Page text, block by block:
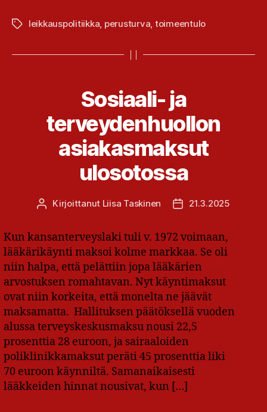
Avainsanat
leikkauspolitiikka, perusturva, toimeentulo
Sosiaali- ja
terveydenhuollon
asiakasmaksut
ulosotossa
Kirjoittaja
Kirjoittanut Liisa Taskinen Julkaisupäivämäärä
21.3.2025
Kun kansanterveyslaki tuli v. 1972 voimaan,
lääkärikäynti maksoi kolme markkaa. Se oli
niin halpa, että pelättiin jopa lääkärien
arvostuksen romahtavan. Nyt käyntimaksut
ovat niin korkeita, että monelta ne jäävät
maksamatta. Hallituksen päätöksellä vuoden
alussa terveyskeskusmaksu nousi 22,5
prosenttia 28 euroon, ja sairaaloiden
poliklinikkamaksut peräti 45 prosenttia liki
70 euroon käynniltä. Samanaikaisesti
lääkkeiden hinnat nousivat, kun […]